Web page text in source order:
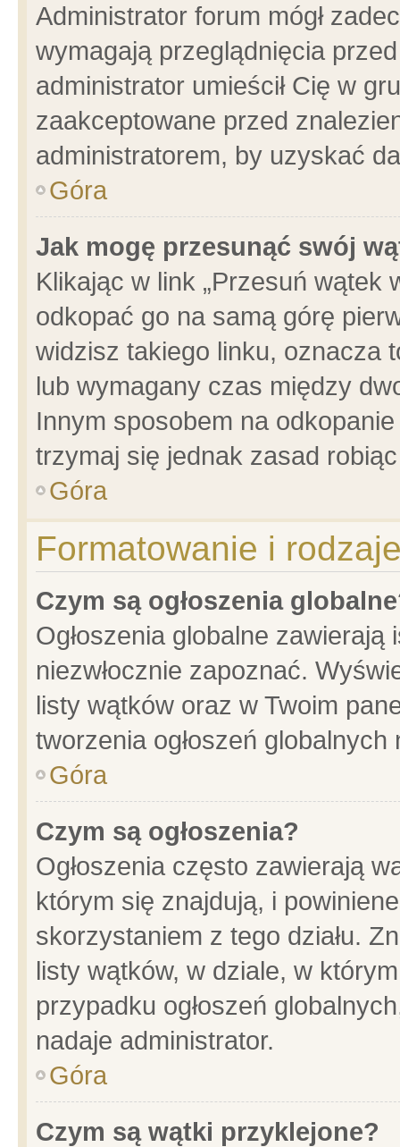
Administrator forum mógł
wymagają przeglądnięcia
administrator umieścił Cię w
zaakceptowane przed
administratorem, by uzyskać
Góra
Jak mogę przesunąć swój
Klikając w link „Przesuń wątek
odkopać go na samą górę
widzisz takiego linku, oznacza
lub wymagany czas między
Innym sposobem na
trzymaj się jednak zasad
Góra
Formatowanie i
Czym są ogłoszenia
Ogłoszenia globalne
niezwłocznie zapoznać.
listy wątków oraz w Twoim
tworzenia ogłoszeń
Góra
Czym są ogłoszenia?
Ogłoszenia często zawierają
którym się znajdują, i
skorzystaniem z tego działu.
listy wątków, w dziale, w
przypadku ogłoszeń
nadaje administrator.
Góra
Czym są wątki przyklejone?